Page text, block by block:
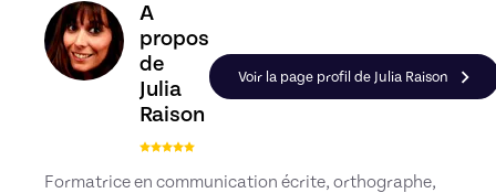
Découvrez le profil de Julia Raison, Skiller en
A
propos
de
Julia
Raison
Voir la page profil de Julia Raison
Formatrice en communication écrite, orthographe,